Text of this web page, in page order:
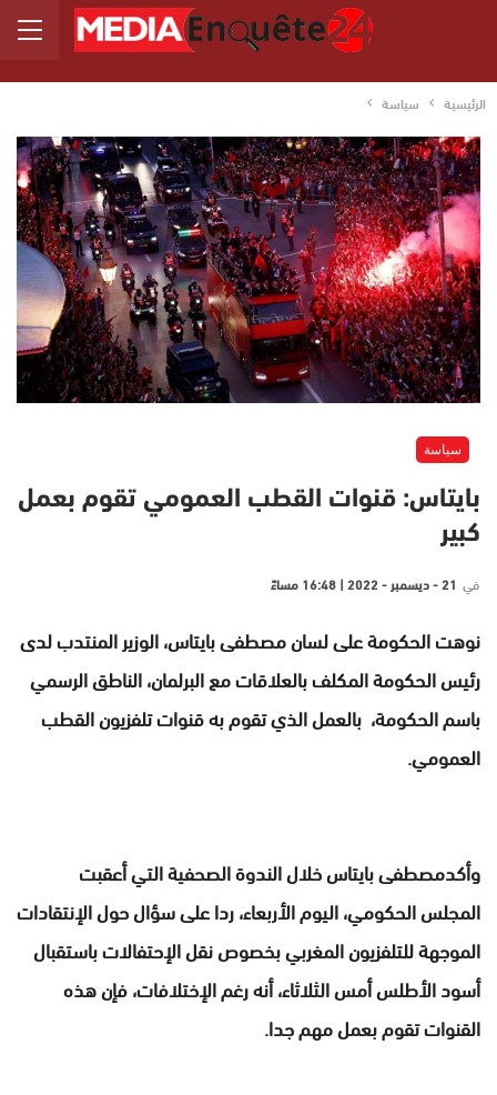
الرئيسية سياسة
سياسة
بايتاس: قنوات القطب العمومي تقوم بعمل
كبير
في 21 - ديسمبر - 2022 | 16:48 مساءً
نوهت الحكومة على لسانمصطفى بايتاس،الوزير المنتدب لدى
رئيس الحكومة المكلف بالعلاقات مع البرلمان، الناطق الرسمي
باسم الحكومة، بالعمل الذي تقوم به قنوات تلفزيون القطب
العمومي.
وأكدمصطفى بايتاس خلال الندوة الصحفية التي أعقبت
المجلس الحكومي، اليوم الأربعاء، ردا على سؤال حول الإنتقادات
الموجهة للتلفزيون المغربي بخصوص نقل الإحتفالات باستقبال
أسود الأطلس أمس الثلاثاء، أنه رغم الإختلافات، فإن هذه
القنوات تقوم بعمل مهم جدا.